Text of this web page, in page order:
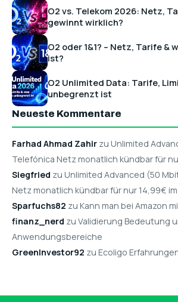
O2 vs. Telekom 2026: Netz,
gewinnt wirklich?
O2 oder 1&1? – Netz, Tarife &
ist?
O2 Unlimited Data: Tarife,
unbegrenzt ist
Neueste Kommentare
Farhad Ahmad Zahir zu Unlimited
Telefónica Netz monatlich kündbar für
Siegfried zu Unlimited Advanced (50
Netz monatlich kündbar für nur 14,99€
Sparfuchs82 zu Kann man bei Amazon
finanz_nerd zu Validierung Bedeutung
Anwendungsbereiche
GreenInvestor92 zu Ecoligo